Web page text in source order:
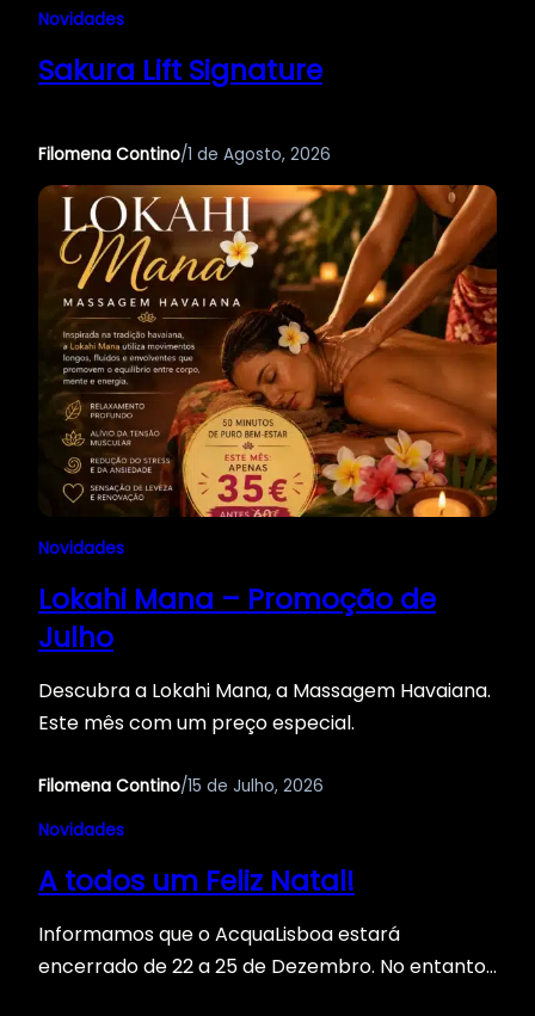
Novidades
Sakura Lift Signature
Filomena Contino/1 de Agosto, 2026
Novidades
Lokahi Mana – Promoção de
Julho
Descubra a Lokahi Mana, a Massagem Havaiana.
Este mês com um preço especial.
Filomena Contino/15 de Julho, 2026
Novidades
A todos um Feliz Natal!
Informamos que o AcquaLisboa estará
encerrado de 22 a 25 de Dezembro. No entanto,